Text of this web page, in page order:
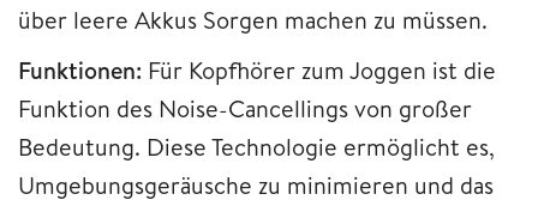
über leere Akkus Sorgen machen zu müssen.
Funktionen: Für Kopfhörer zum Joggen ist die
Funktion des Noise-Cancellings von großer
Bedeutung. Diese Technologie ermöglicht es,
Umgebungsgeräusche zu minimieren und das